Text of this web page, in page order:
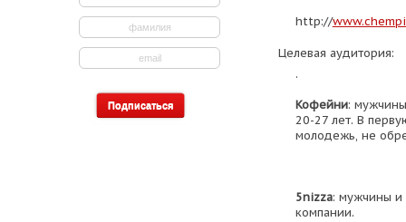
http://
Целевая аудитория:
.
Кофейни:
20-27 лет. В
молодежь, не
5nizza: мужчины
компании.